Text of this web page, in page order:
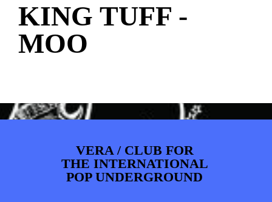
KING TUFF -
MOO
VERA / CLUB FOR
THE INTERNATIONAL
POP UNDERGROUND